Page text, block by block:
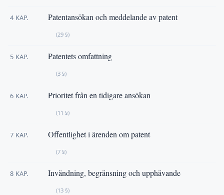
4 KAP. Patentansökan och meddelande av patent
(29 §)
5 KAP. Patentets omfattning
(3 §)
6 KAP. Prioritet från en tidigare ansökan
(11 §)
7 KAP. Offentlighet i ärenden om patent
(7 §)
8 KAP. Invändning, begränsning och upphävande
(13 §)